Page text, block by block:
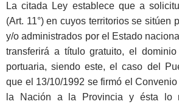
La citada Ley establece que a
(Art. 11°) en cuyos territorios se sitúen
y/o administrados por el Estado
transferirá a título gratuito, el
portuaria, siendo este, el caso del
que el 13/10/1992 se firmó el
la Nación a la Provincia y ésta lo